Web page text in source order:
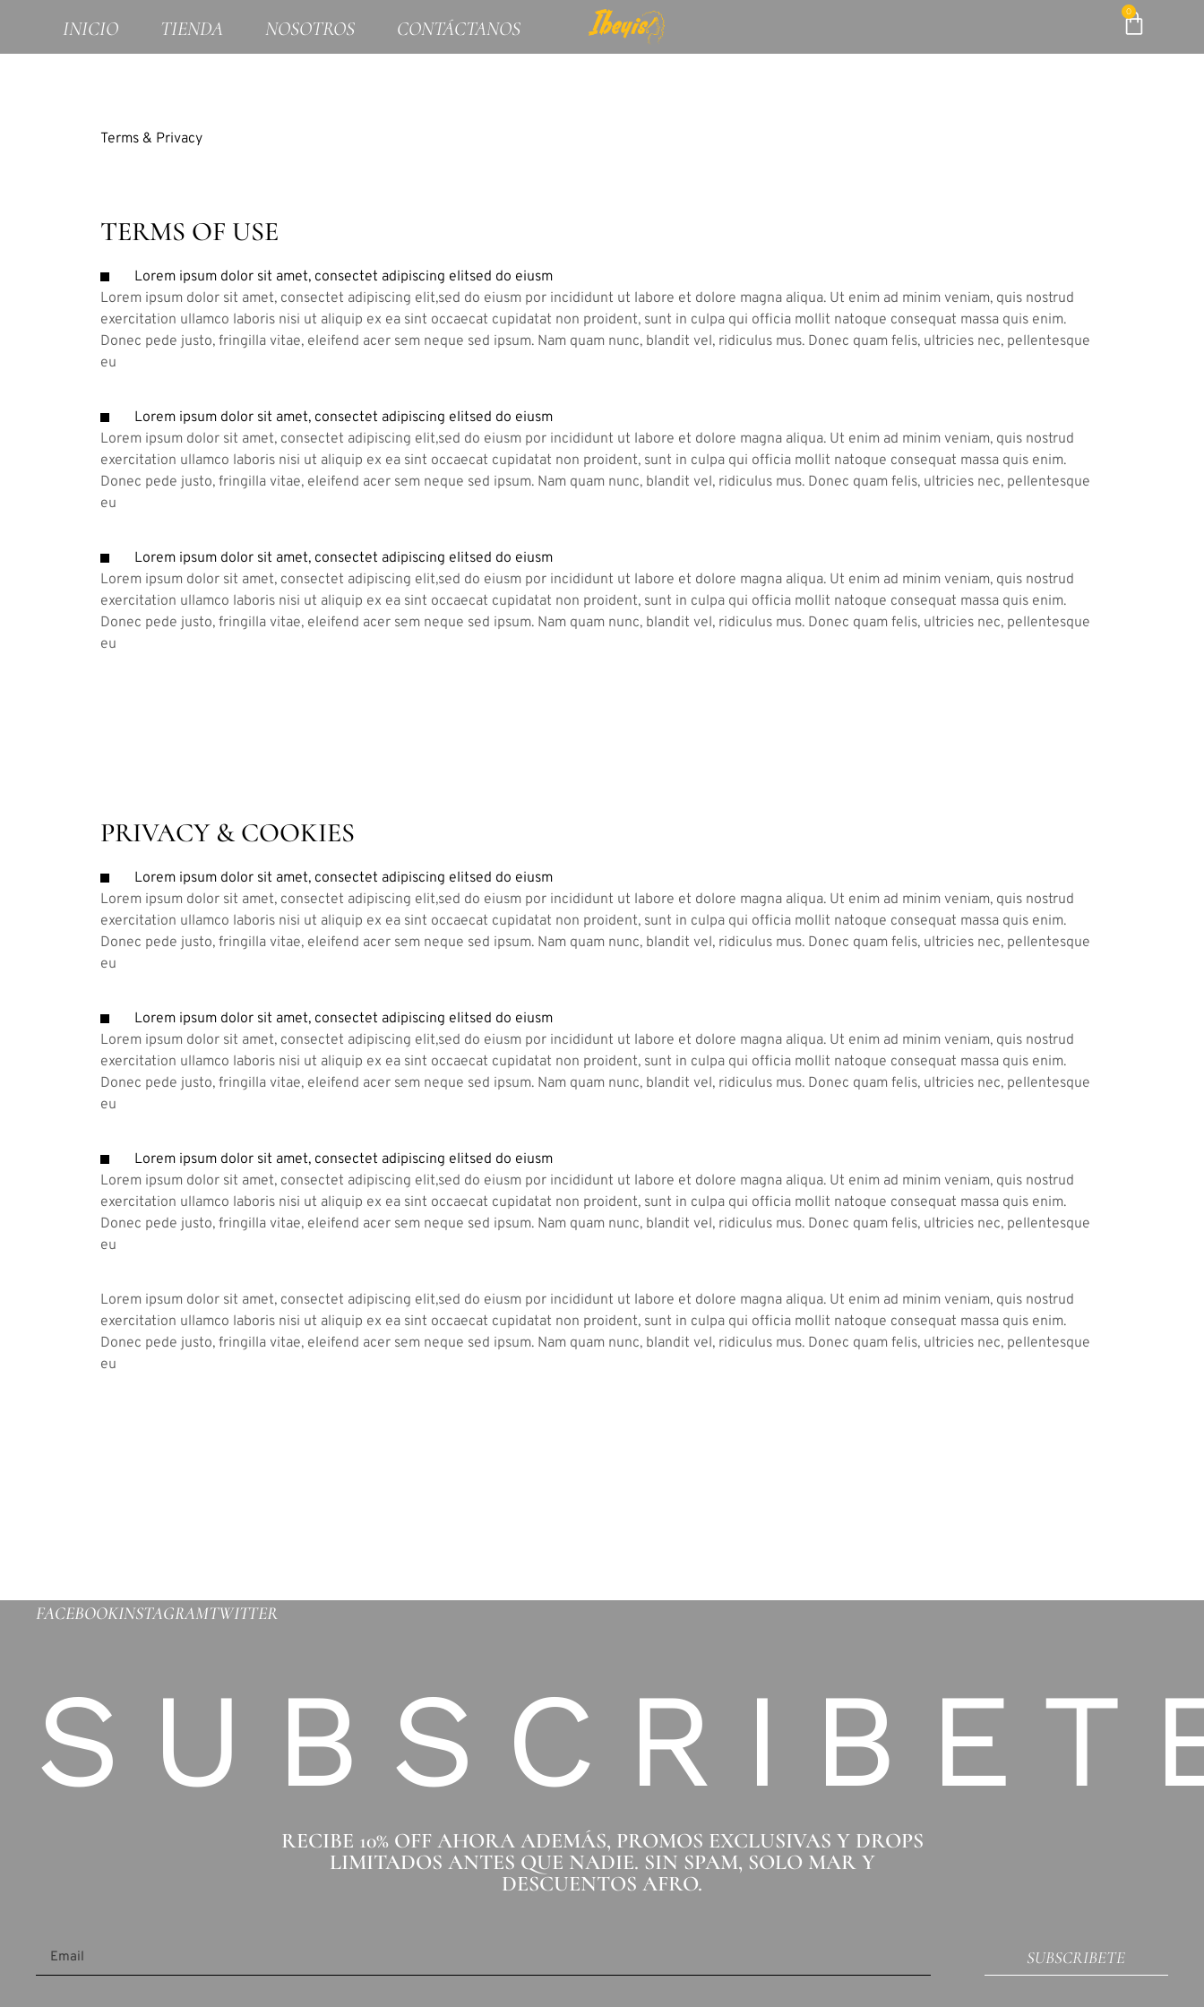
INICIO TIENDA NOSOTROS CONTÁCTANOS
0
Terms & Privacy
TERMS OF USE
Lorem ipsum dolor sit amet, consectet adipiscing elitsed do eiusm
Lorem ipsum dolor sit amet, consectet adipiscing elit,sed do eiusm por incididunt ut labore et dolore magna aliqua. Ut enim ad minim veniam, quis nostrud
exercitation ullamco laboris nisi ut aliquip ex ea sint occaecat cupidatat non proident, sunt in culpa qui officia mollit natoque consequat massa quis enim.
Donec pede justo, fringilla vitae, eleifend acer sem neque sed ipsum. Nam quam nunc, blandit vel, ridiculus mus. Donec quam felis, ultricies nec, pellentesque
eu
Lorem ipsum dolor sit amet, consectet adipiscing elitsed do eiusm
Lorem ipsum dolor sit amet, consectet adipiscing elit,sed do eiusm por incididunt ut labore et dolore magna aliqua. Ut enim ad minim veniam, quis nostrud
exercitation ullamco laboris nisi ut aliquip ex ea sint occaecat cupidatat non proident, sunt in culpa qui officia mollit natoque consequat massa quis enim.
Donec pede justo, fringilla vitae, eleifend acer sem neque sed ipsum. Nam quam nunc, blandit vel, ridiculus mus. Donec quam felis, ultricies nec, pellentesque
eu
Lorem ipsum dolor sit amet, consectet adipiscing elitsed do eiusm
Lorem ipsum dolor sit amet, consectet adipiscing elit,sed do eiusm por incididunt ut labore et dolore magna aliqua. Ut enim ad minim veniam, quis nostrud
exercitation ullamco laboris nisi ut aliquip ex ea sint occaecat cupidatat non proident, sunt in culpa qui officia mollit natoque consequat massa quis enim.
Donec pede justo, fringilla vitae, eleifend acer sem neque sed ipsum. Nam quam nunc, blandit vel, ridiculus mus. Donec quam felis, ultricies nec, pellentesque
eu
PRIVACY & COOKIES
Lorem ipsum dolor sit amet, consectet adipiscing elitsed do eiusm
Lorem ipsum dolor sit amet, consectet adipiscing elit,sed do eiusm por incididunt ut labore et dolore magna aliqua. Ut enim ad minim veniam, quis nostrud
exercitation ullamco laboris nisi ut aliquip ex ea sint occaecat cupidatat non proident, sunt in culpa qui officia mollit natoque consequat massa quis enim.
Donec pede justo, fringilla vitae, eleifend acer sem neque sed ipsum. Nam quam nunc, blandit vel, ridiculus mus. Donec quam felis, ultricies nec, pellentesque
eu
Lorem ipsum dolor sit amet, consectet adipiscing elitsed do eiusm
Lorem ipsum dolor sit amet, consectet adipiscing elit,sed do eiusm por incididunt ut labore et dolore magna aliqua. Ut enim ad minim veniam, quis nostrud
exercitation ullamco laboris nisi ut aliquip ex ea sint occaecat cupidatat non proident, sunt in culpa qui officia mollit natoque consequat massa quis enim.
Donec pede justo, fringilla vitae, eleifend acer sem neque sed ipsum. Nam quam nunc, blandit vel, ridiculus mus. Donec quam felis, ultricies nec, pellentesque
eu
Lorem ipsum dolor sit amet, consectet adipiscing elitsed do eiusm
Lorem ipsum dolor sit amet, consectet adipiscing elit,sed do eiusm por incididunt ut labore et dolore magna aliqua. Ut enim ad minim veniam, quis nostrud
exercitation ullamco laboris nisi ut aliquip ex ea sint occaecat cupidatat non proident, sunt in culpa qui officia mollit natoque consequat massa quis enim.
Donec pede justo, fringilla vitae, eleifend acer sem neque sed ipsum. Nam quam nunc, blandit vel, ridiculus mus. Donec quam felis, ultricies nec, pellentesque
eu
Lorem ipsum dolor sit amet, consectet adipiscing elit,sed do eiusm por incididunt ut labore et dolore magna aliqua. Ut enim ad minim veniam, quis nostrud
exercitation ullamco laboris nisi ut aliquip ex ea sint occaecat cupidatat non proident, sunt in culpa qui officia mollit natoque consequat massa quis enim.
Donec pede justo, fringilla vitae, eleifend acer sem neque sed ipsum. Nam quam nunc, blandit vel, ridiculus mus. Donec quam felis, ultricies nec, pellentesque
eu
FACEBOOKINSTAGRAMTWITTER
RECIBE 10% OFF AHORA ADEMÁS, PROMOS EXCLUSIVAS Y DROPS
LIMITADOS ANTES QUE NADIE. SIN SPAM, SOLO MAR Y
DESCUENTOS AFRO.
SUBSCRIBETE